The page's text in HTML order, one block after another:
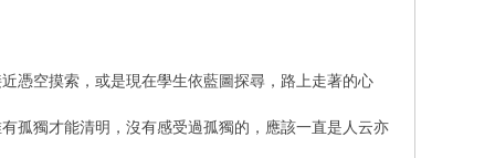
憑空摸索，或是現在學生依藍圖探尋，路上走著的心
孤獨才能清明，沒有感受過孤獨的，應該一直是人云亦